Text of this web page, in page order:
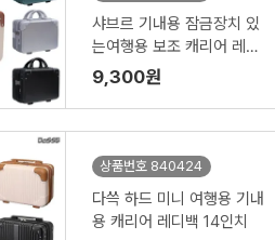
샤브르 기내용 잠금장치 있
는여행용 보조 캐리어 레디
백
9,300원
상품번호 840424
다쓱 하드 미니 여행용 기내
용 캐리어 레디백 14인치